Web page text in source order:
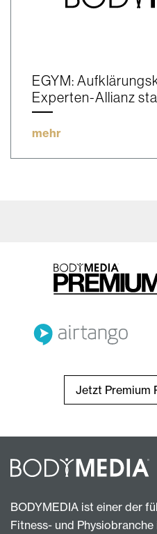
EGYM:
Experten-Allianz
mehr
Jetzt Premium
BODYMEDIA ist einer der
Fitness- und